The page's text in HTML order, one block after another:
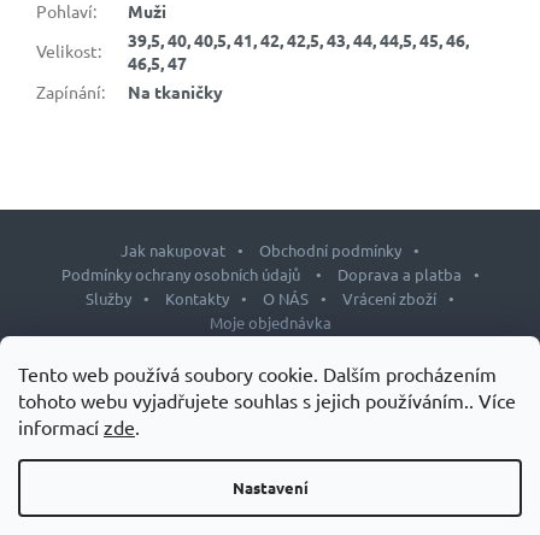
Tento web používá soubory cookie. Dalším procházením
tohoto webu vyjadřujete souhlas s jejich používáním.. Více
informací zde.
Nastavení
Pohlaví:
Muži
Velikost:
39,5, 40, 40,5, 41, 42, 42,5, 43, 44, 44,5, 45, 46,
46,5, 47
Zapínání: Na tkaničky
Jak nakupovat
Obchodní podmínky
Podmínky ochrany osobních údajů
Doprava a platba
Služby
Kontakty O NÁS
Vrácení zboží
Moje objednávka
Vytvořil Shoptet
nastavení cookies
Design šablony vytvořilShoptetak.cz